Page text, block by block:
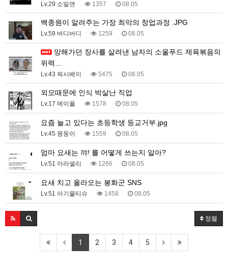
Lv.29 소밀면 1357 08.05
백종원이 알려주는 가장 최악의 창업과정 .JPG
Lv.59 버디버디 1259 08.05
위력…
Lv.43 픽시베이 5475 08.05
외모때문에 인식 박살난 직업
Lv.17 메이플 1578 08.05
요즘 늘고 있다는 초등학생 등교거부.jpg
Lv.45 몽둥이 1559 08.05
엄마 요새는 꺄! 를 어떻게 쓰는지 알아?
Lv.51 아라셀리 1266 08.05
요새 치고 올라오는 봉화군 SNS
Lv.51 아기물티슈 1458 08.05
정렬
1 2 3 4 5